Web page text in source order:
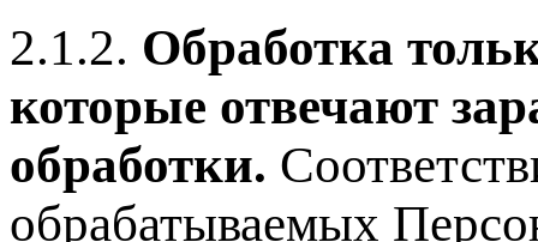
2.1.2. Обработка
которые отвечают
обработки.
обрабатываемых